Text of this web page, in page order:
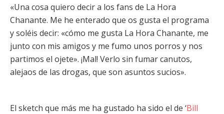
«Una cosa quiero decir a los fans de La Hora
Chanante. Me he enterado que os gusta el programa
y soléis decir: «cómo me gusta La Hora Chanante, me
junto con mis amigos y me fumo unos porros y nos
partimos el ojete». ¡Mal! Verlo sin fumar canutos,
alejaos de las drogas, que son asuntos sucios».
El sketch que más me ha gustado ha sido el de ‘Bill